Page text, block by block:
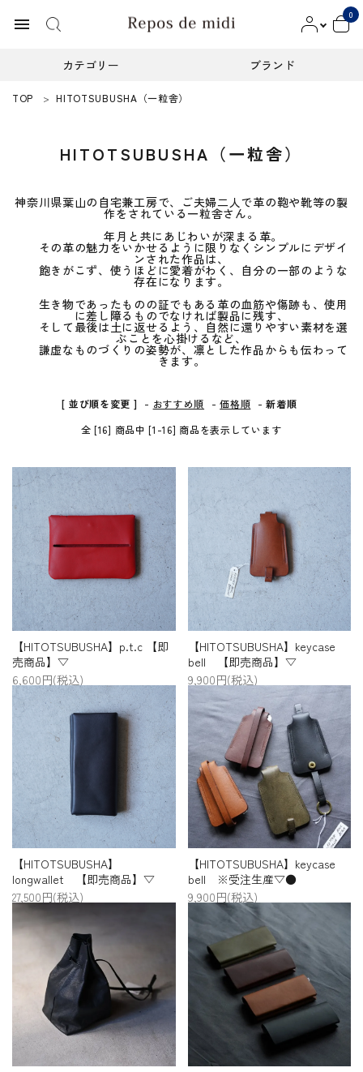
menu
0
カテゴリー ブランド
ACCOUNT MENU
ログイン person 新規会員登録
カテゴリー
ブランド
お知らせ
ご利用ガイド
TOP HITOTSUBUSHA（一粒舎）
HITOTSUBUSHA（一粒舎）
神奈川県葉山の自宅兼工房で、ご夫婦二人で革の鞄や靴等の製
作をされている一粒舎さん。
年月と共にあじわいが深まる革。
その革の魅力をいかせるように限りなくシンプルにデザイ
ンされた作品は、
飽きがこず、使うほどに愛着がわく、自分の一部のような
存在になります。
生き物であったものの証でもある革の血筋や傷跡も、使用
に差し障るものでなければ製品に残す、
そして最後は土に返せるよう、自然に還りやすい素材を選
ぶことを心掛けるなど、
謙虚なものづくりの姿勢が、凛とした作品からも伝わって
きます。
[ 並び順を変更 ] - おすすめ順 -価格順 -新着順
全 [16] 商品中 [1-16] 商品を表示しています
【HITOTSUBUSHA】p.t.c 【即
売商品】▽
6,600円(税込)
【HITOTSUBUSHA】keycase
bell 【即売商品】▽
9,900円(税込)
【HITOTSUBUSHA】
longwallet 【即売商品】▽
27,500円(税込)
【HITOTSUBUSHA】keycase
bell ※受注生産▽●
9,900円(税込)